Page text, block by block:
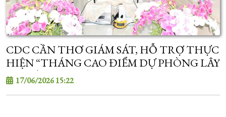
CDC CẦN THƠ GIÁM SÁT, HỖ TRỢ THỰC
HIỆN “THÁNG CAO ĐIỂM DỰ PHÒNG LÂY
TRUYỀN HIV TỪ MẸ SANG CON 2026”
17/06/2026 15:22